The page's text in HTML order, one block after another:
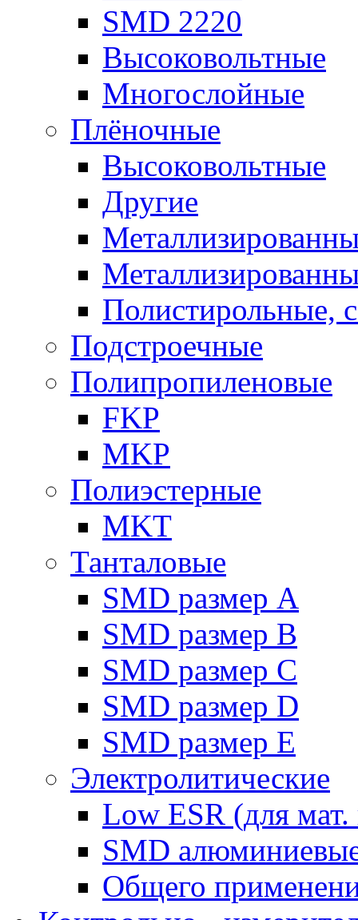
SMD 2220
Высоковольтные
Многослойные
Плёночные
Высоковольтные
Другие
Полистирольные,
Подстроечные
Полипропиленовые
FKP
MKP
Полиэстерные
MKT
Танталовые
SMD размер A
SMD размер B
SMD размер C
SMD размер D
SMD размер E
Электролитические
Low ESR (для мат.
SMD
Общего